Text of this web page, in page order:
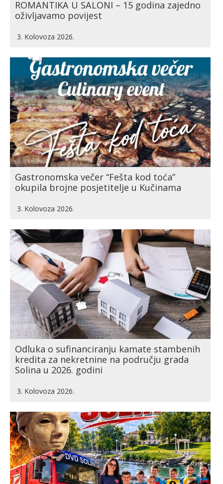
ROMANTIKA U SALONI – 15 godina zajedno
oživljavamo povijest
3. Kolovoza 2026.
Gastronomska večer “Fešta kod toća”
okupila brojne posjetitelje u Kučinama
3. Kolovoza 2026.
Odluka o sufinanciranju kamate stambenih
kredita za nekretnine na području grada
Solina u 2026. godini
3. Kolovoza 2026.